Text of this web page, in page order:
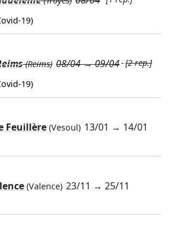
19)
(Reims) 08/04→09/04 [2 rep.]
19)
Feuillère(Vesoul) 13/01 → 14/01
(Valence) 23/11 →25/11